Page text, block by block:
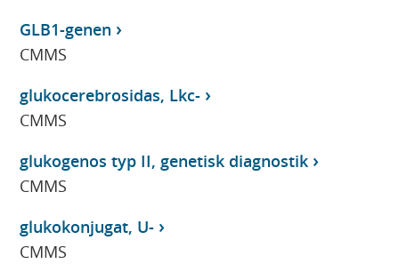
GLB1-genen
CMMS
glukocerebrosidas, Lkc-
CMMS
glukogenos typ II, genetisk diagnostik
CMMS
glukokonjugat, U-
CMMS